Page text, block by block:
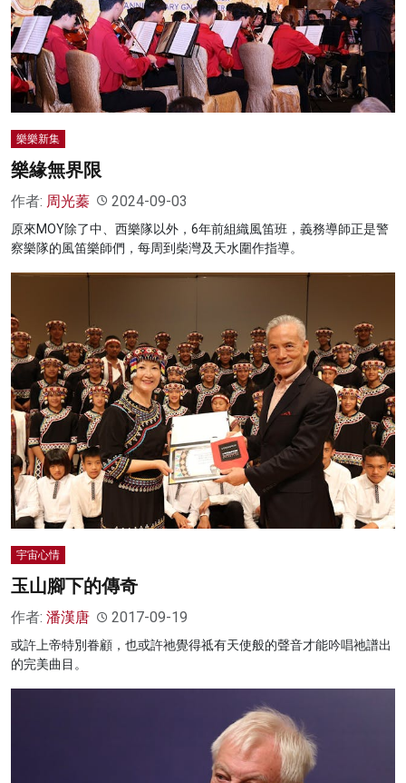
影片
名家榜
灼見活動
樂樂新集
樂緣無界限
作者: 周光蓁 2024-09-03
原來MOY除了中、西樂隊以外，6年前組織風笛班，義務導師正是警
察樂隊的風笛樂師們，每周到柴灣及天水圍作指導。
宇宙心情
玉山腳下的傳奇
作者: 潘漢唐 2017-09-19
或許上帝特別眷顧，也或許祂覺得祗有天使般的聲音才能吟唱祂譜出
的完美曲目。